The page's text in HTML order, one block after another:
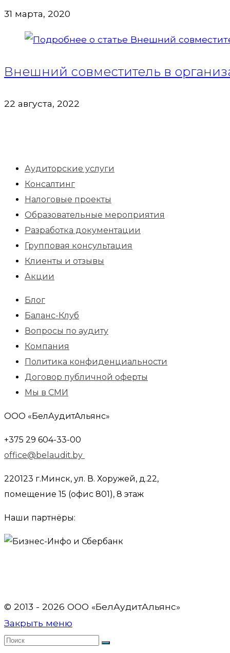
31 марта, 2020
Внешний совместитель в
22 августа, 2022
Аудиторские услуги
Консалтинг
Налоговые проекты
Образовательные мероприятия
Разработка документации
Групповая консультация
Клиенты и отзывы
Акции
Блог
Баланс-Клуб
Вопросы по аудиту
Компания
Политика конфиденциальности
Договор публичной оферты
Мы в СМИ
ООО «БелАудитАльянс»
+375 29 604-33-00
office@belaudit.by
220123 г.Минск, ул. В. Хоружей, д.22,
помещение 15 (офис 801), 8 этаж
Наши партнёры:
© 2013 - 2026 OOO «БелАудитАльянс»
Закрыть меню